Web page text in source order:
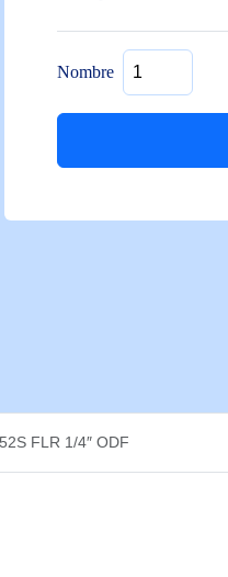
Nombre
quantité
de
Déshydrateur
052S
1/4"
FLR 1/4″ ODF